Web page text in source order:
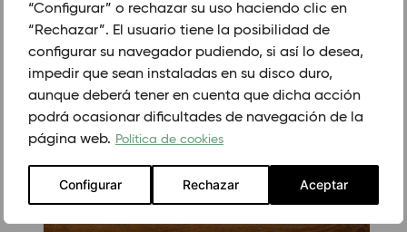
“Configurar” o rechazar su uso haciendo clic en
“Rechazar”. El usuario tiene la posibilidad de
configurar su navegador pudiendo, si así lo desea,
impedir que sean instaladas en su disco duro,
aunque deberá tener en cuenta que dicha acción
podrá ocasionar dificultades de navegación de la
página web. Política de cookies
Configurar Rechazar Aceptar
13/4
21/6
PEDIR CITA PREVIA